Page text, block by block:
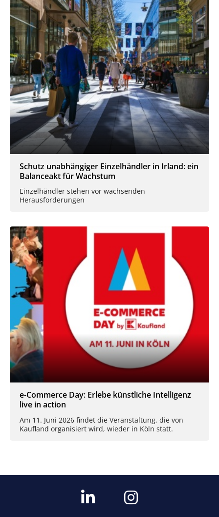
Schutz unabhängiger Einzelhändler in Irland: ein
Balanceakt für Wachstum
Einzelhändler stehen vor wachsenden
Herausforderungen
e-Commerce Day: Erlebe künstliche Intelligenz
live in action
Am 11. Juni 2026 findet die Veranstaltung, die von
Kaufland organisiert wird, wieder in Köln statt.